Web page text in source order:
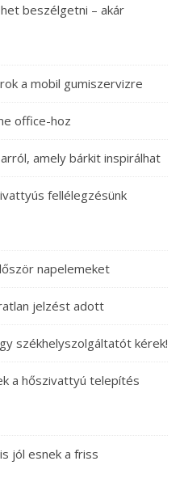
beszélgetni – akár
a mobil gumiszervizre
office-hoz
amely bárkit inspirálhat
fellélegzésünk
napelemeket
jelzést adott
székhelyszolgáltatót kérek!
a hőszivattyú telepítés
jól esnek a friss